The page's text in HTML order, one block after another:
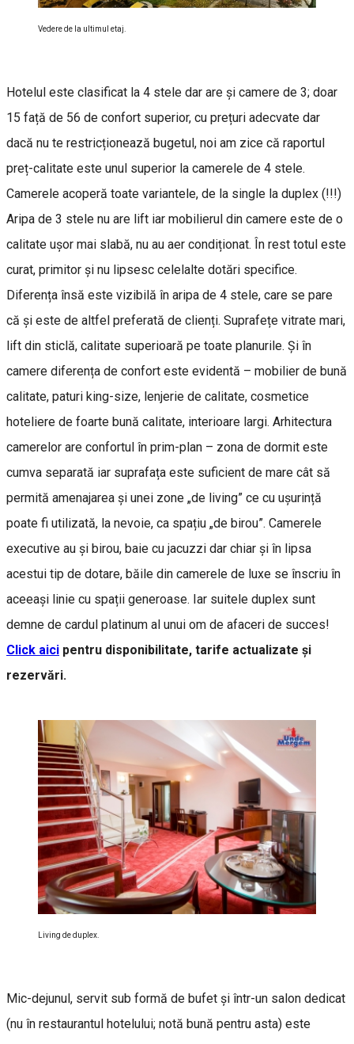
Vedere de la ultimul etaj.
Hotelul este clasificat la 4 stele dar are și camere de 3; doar
15 față de 56 de confort superior, cu prețuri adecvate dar
dacă nu te restricționează bugetul, noi am zice că raportul
preț-calitate este unul superior la camerele de 4 stele.
Camerele acoperă toate variantele, de la single la duplex (!!!)
Aripa de 3 stele nu are lift iar mobilierul din camere este de o
calitate ușor mai slabă, nu au aer condiționat. În rest totul este
curat, primitor și nu lipsesc celelalte dotări specifice.
Diferența însă este vizibilă în aripa de 4 stele, care se pare
că și este de altfel preferată de clienți. Suprafețe vitrate mari,
lift din sticlă, calitate superioară pe toate planurile. Și în
camere diferența de confort este evidentă – mobilier de bună
calitate, paturi king-size, lenjerie de calitate, cosmetice
hoteliere de foarte bună calitate, interioare largi. Arhitectura
camerelor are confortul în prim-plan – zona de dormit este
cumva separată iar suprafața este suficient de mare cât să
permită amenajarea și unei zone „de living” ce cu ușurință
poate fi utilizată, la nevoie, ca spațiu „de birou”. Camerele
executive au şi birou, baie cu jacuzzi dar chiar și în lipsa
acestui tip de dotare, băile din camerele de luxe se înscriu în
aceeași linie cu spații generoase. Iar suitele duplex sunt
demne de cardul platinum al unui om de afaceri de succes!
Click aici pentru disponibilitate, tarife actualizate și
rezervări.
Living de duplex.
Mic-dejunul, servit sub formă de bufet și într-un salon dedicat
(nu în restaurantul hotelului; notă bună pentru asta) este